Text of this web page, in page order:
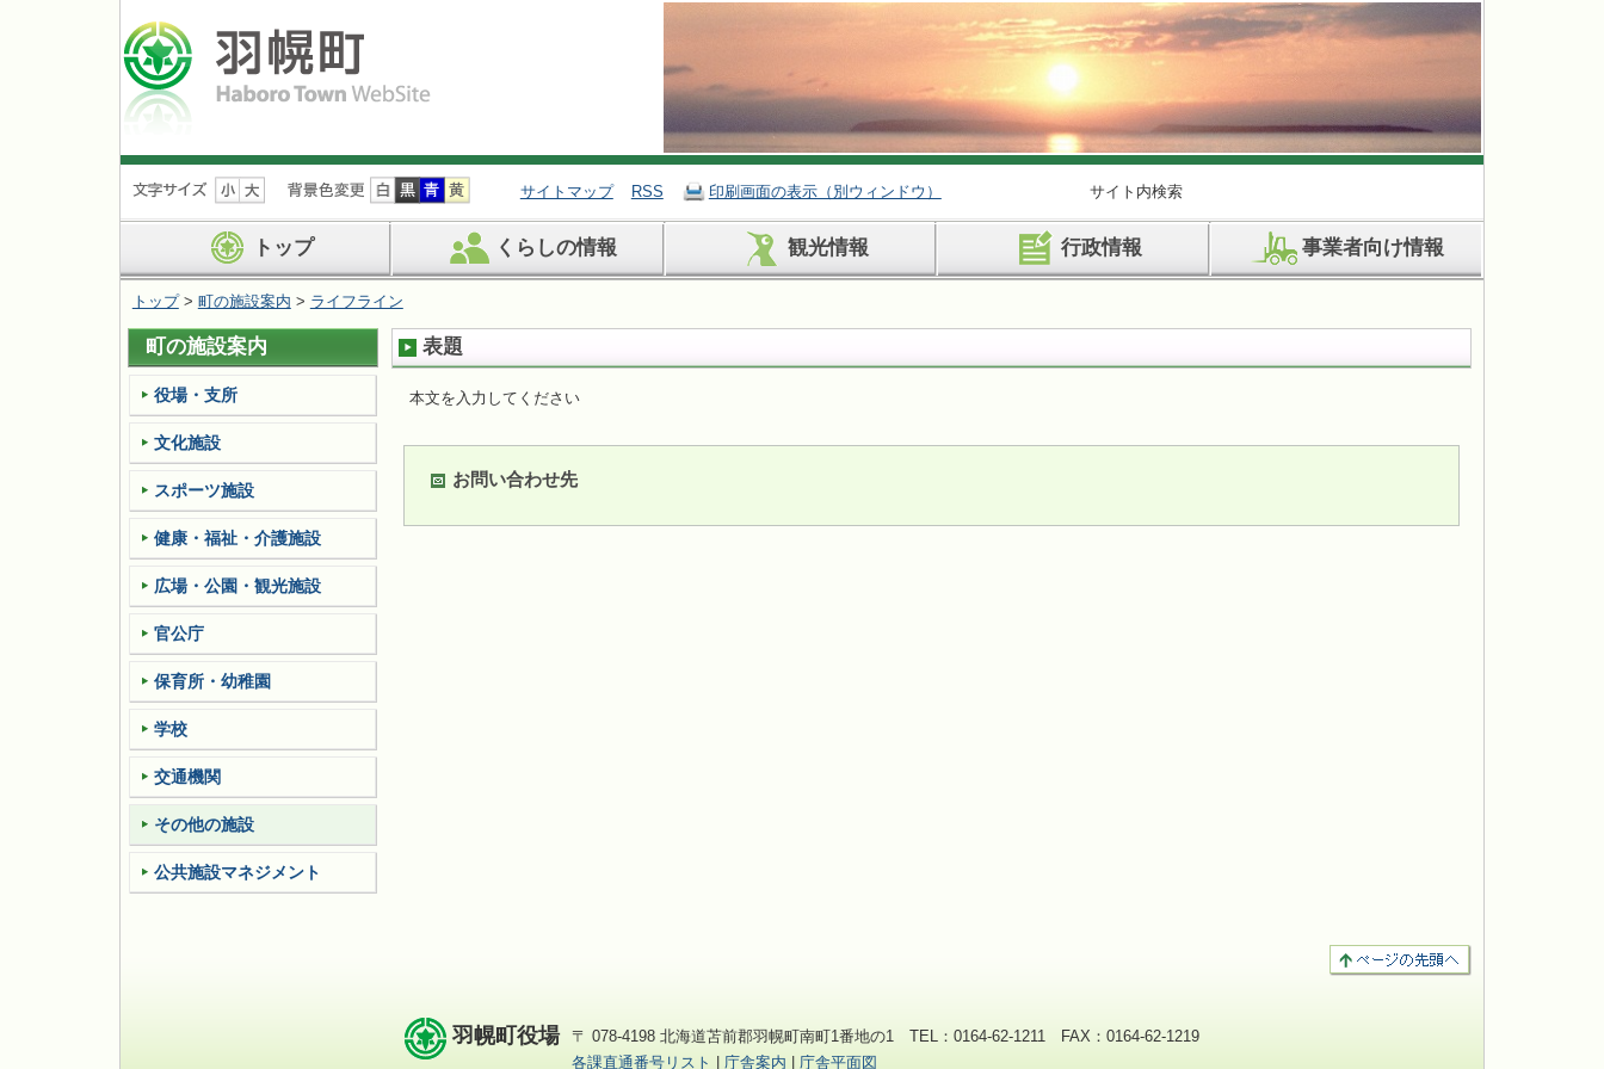
ナ
ビ
ョ
ン
を
飛
ば
す
サイトマップ RSS 印刷画面の表示（別ウィンドウ） サイト内検索
トップ くらしの情報 観光情報 行政情報 事業者向け情報
トップ> 町の施設案内 > ライフライン
表題
本文を入力してください
お問い合わせ先
町の施設案内
役場・支所
文化施設
スポーツ施設
健康・福祉・介護施設
広場・公園・観光施設
官公庁
保育所・幼稚園
学校
交通機関
その他の施設
公共施設マネジメント
羽幌町役場
〒 078-4198 北海道苫前郡羽幌町南町1番地の1 TEL：0164-62-1211 FAX：0164-62-1219
各課直通番号リスト
庁舎案内 庁舎平面図